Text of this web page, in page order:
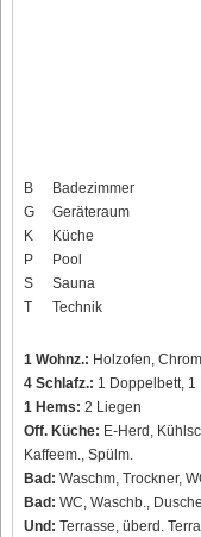
B
Badezimmer
G
Geräteraum
K
Küche
P
Pool
S
Sauna
T
Technik
1 Wohnz.: Holzofen,
4 Schlafz.: 1 Doppelbett, 1
1 Hems: 2 Liegen
Off. Küche: E-Herd,
Kaffeem., Spülm.
Bad: Waschm, Trockner,
Bad: WC, Waschb.,
Und: Terrasse, überd.